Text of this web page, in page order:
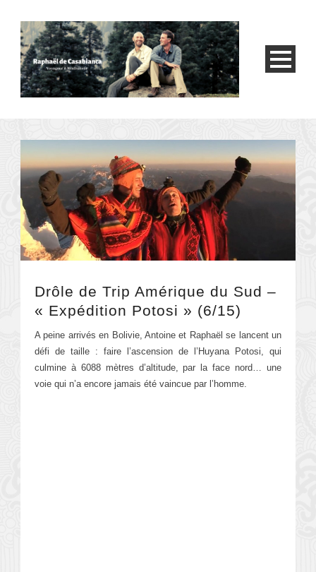
Drôle de Trip Amérique du Sud –
« Expédition Potosi » (6/15)
A peine arrivés en Bolivie, Antoine et Raphaël se lancent un
défi de taille : faire l’ascension de l’Huyana Potosi, qui
culmine à 6088 mètres d’altitude, par la face nord… une
voie qui n’a encore jamais été vaincue par l’homme.